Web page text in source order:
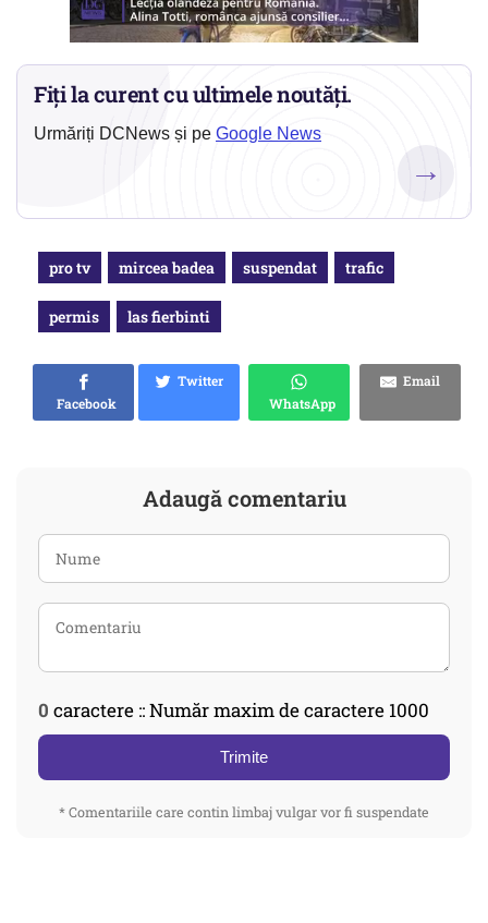
Fiți la curent cu ultimele noutăți.
Urmăriți DCNews și pe Google News
→
pro tv mircea badea suspendat trafic
permis las fierbinti
Facebook
Twitter
WhatsApp
Email
Adaugă comentariu
0 caractere :: Număr maxim de caractere 1000
Trimite
* Comentariile care contin limbaj vulgar vor fi suspendate